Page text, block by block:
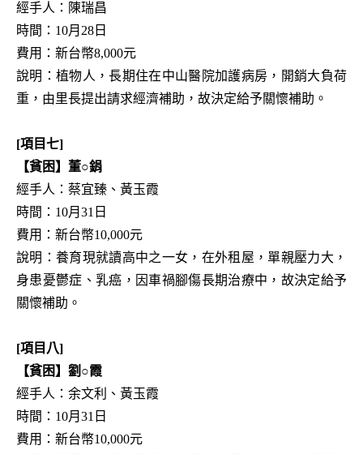
經手人：陳瑞昌
時間：10月28日
費用：新台幣8,000元
說明：植物人，長期住在中山醫院加護病房，開銷大負荷
重，由里長提出請求經濟補助，故決定給予關懷補助。
[項目七]
【貧困】董○鋗
經手人：蔡宜臻、黃玉霞
時間：10月31日
費用：新台幣10,000元
說明：養育現就讀高中之一女，在外租屋，單親壓力大，
身患憂鬱症、乳癌，因車禍腳傷長期治療中，故決定給予
關懷補助。
[項目八]
【貧困】劉○霞
經手人：余文利、黃玉霞
時間：10月31日
費用：新台幣10,000元